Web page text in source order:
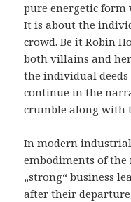
pure energetic
It is about the
crowd. Be it Robin
both villains and
the individual
continue in the
crumble along with
In modern
embodiments of the
„strong“ business
after their